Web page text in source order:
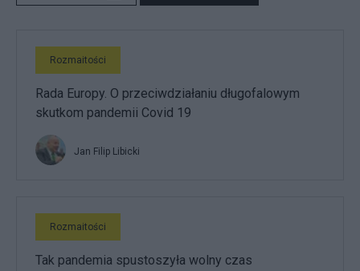
Rozmaitości
Rada Europy. O przeciwdziałaniu długofalowym
skutkom pandemii Covid 19
Jan Filip Libicki
Rozmaitości
Tak pandemia spustoszyła wolny czas